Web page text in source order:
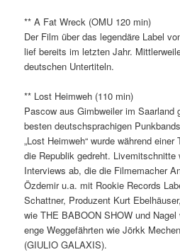
** A Fat Wreck (OMU 120 min)
Der Film über das legendäre Label
lief bereits im letzten Jahr.
deutschen Untertiteln.
** Lost Heimweh (110 min)
Pascow aus Gimbweiler im Saarland
besten deutschsprachigen
„Lost Heimweh“ wurde während
die Republik gedreht.
Interviews ab, die die Filmemacher
Özdemir u.a. mit Rookie Records
Schattner, Produzent Kurt
wie THE BABOON SHOW und
enge Weggefährten wie Jörkk
(GIULIO GALAXIS).